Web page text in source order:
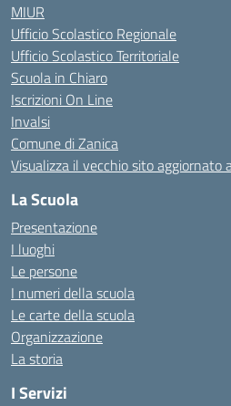
MIUR
Ufficio Scolastico Regionale
Ufficio Scolastico Territoriale
Scuola in Chiaro
Iscrizioni On Line
Invalsi
Comune di Zanica
Visualizza il vecchio sito
La Scuola
Presentazione
I luoghi
Le persone
I numeri della scuola
Le carte della scuola
Organizzazione
La storia
I Servizi